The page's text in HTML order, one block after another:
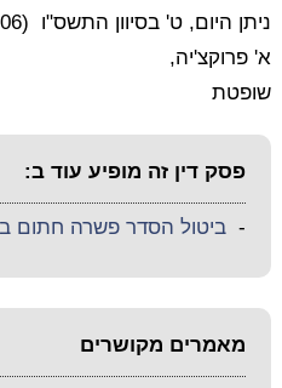
ניתן היום, ט' בסיוון התשס"ו (5.6.06).
א' פרוקצ'יה,
שופטת
פסק דין זה מופיע עוד ב:
-ביטול הסדר פשרה חתום
מאמרים מקושרים